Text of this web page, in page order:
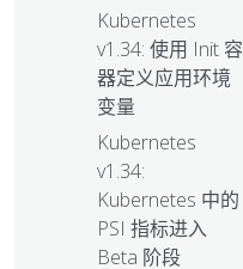
Kubernetes
v1.34: 使用 Init 容
器定义应用环境
变量
Kubernetes
v1.34:
Kubernetes 中的
PSI 指标进入
Beta 阶段